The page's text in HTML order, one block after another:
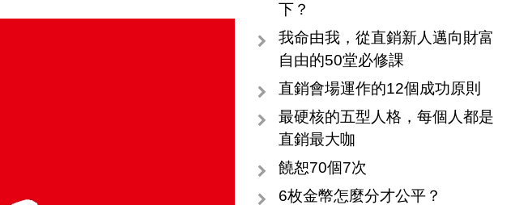
下？
我命由我，從直銷新人邁向財富
自由的50堂必修課
直銷會場運作的12個成功原則
最硬核的五型人格，每個人都是
直銷最大咖
饒恕70個7次
6枚金幣怎麼分才公平？